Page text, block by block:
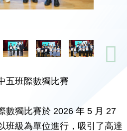
五班際數獨比賽
數獨比賽於 2026 年 5 月 27
班級為單位進行，吸引了高達